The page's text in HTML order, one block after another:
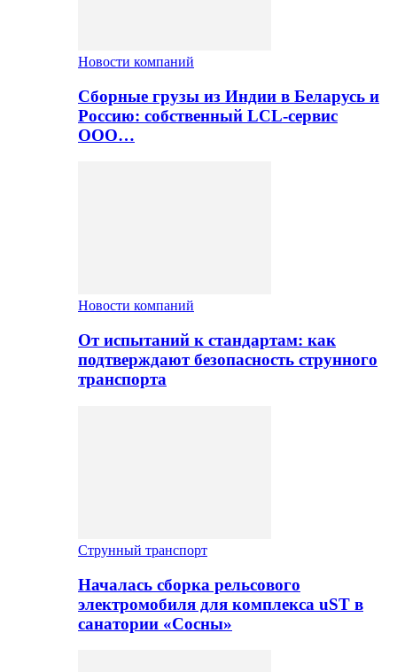
Новости компаний
Сборные грузы из Индии в Беларусь и
Россию: собственный LCL-сервис
ООО…
Новости компаний
От испытаний к стандартам: как
подтверждают безопасность струнного
транспорта
Струнный транспорт
Началась сборка рельсового
электромобиля для комплекса uST в
санатории «Сосны»